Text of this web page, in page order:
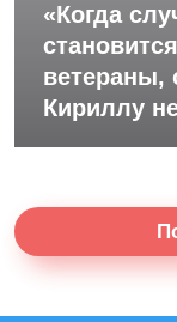
«Когда
ветераны,
Кириллу